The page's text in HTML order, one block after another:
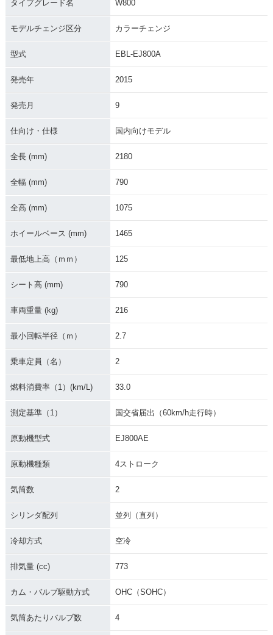
ラーチェンジ
EET・カラーチェン
2022年 W800・カ
2021年 W800 STR
ラーチェンジ
E・新登場
EET・その他
Edition・特別・限定
ial Edition・特別・
タイプグレード名 W800
モデルチェンジ区分 カラーチェンジ
型式 EBL-EJ800A
発売年 2015
発売月 9
仕向け・仕様 国内向けモデル
全長 (mm) 2180
全幅 (mm) 790
全高 (mm) 1075
ホイールベース (mm) 1465
最低地上高（ｍｍ） 125
シート高 (mm) 790
車両重量 (kg) 216
最小回転半径（ｍ） 2.7
乗車定員（名） 2
燃料消費率（1）(km/L) 33.0
測定基準（1） 国交省届出（60km/h走行時）
原動機型式 EJ800AE
原動機種類 4ストローク
気筒数 2
シリンダ配列 並列（直列）
冷却方式 空冷
排気量 (cc) 773
カム・バルブ駆動方式 OHC（SOHC）
気筒あたりバルブ数 4